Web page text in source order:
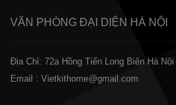
VĂN PHÒNG ĐẠI DIỆN HÀ NỘI
Địa Chỉ: 72a Hồng Tiến Long Biên Hà Nội
Email : Vietkithome@gmail.com